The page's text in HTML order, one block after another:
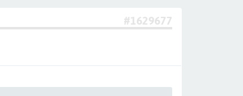
#1629677